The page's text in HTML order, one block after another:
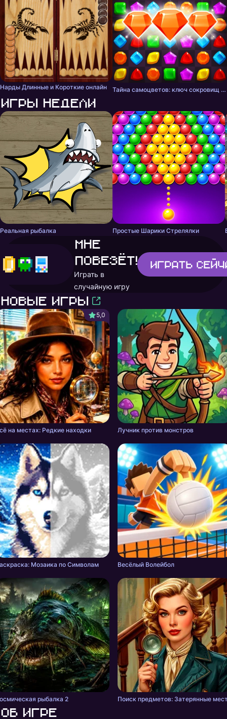
Нарды Длинные и Короткие онлайн Тайна самоцветов: ключ сокровищ - три в ряд
Игры недели
Реальная рыбалка Простые Шарики Стрелялки
Мне
повезёт!
Играть в
случайную игру
Играть
Новые игры
5,0
на местах: Редкие находки Лучник против монстров
Мозаика по Символам Весёлый Волейбол
рыбалка 2 Поиск предметов: Затерянные
Об игре